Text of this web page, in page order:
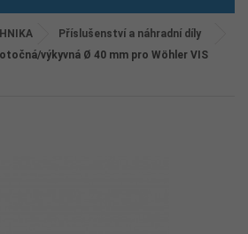
Příslušenství a náhradní díly
výkyvná Ø 40 mm pro Wöhler VIS